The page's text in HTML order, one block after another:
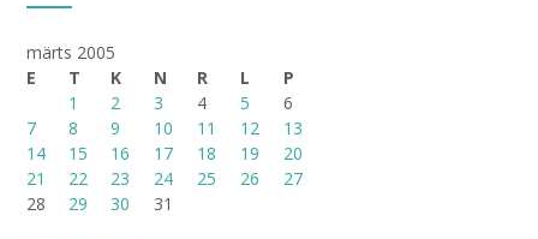
märts 2005
E
T K N R L
P
1
2 3 4 5
6
7
8 9 10 11 12
13
14
15 16 17 18 19
20
21
22 23 24 25 26
27
28
29 30 31